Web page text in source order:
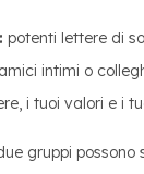
potenti lettere di
intimi o
i tuoi valori e i
gruppi possono